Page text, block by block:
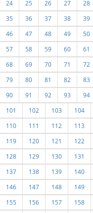
24
25 26 27 28
35
36 37 38 39
46
47 48 49 50
57
58 59 60 61
68
69 70 71 72
79
80 81 82 83
90
91 92 93 94
101
102 103 104
110
111 112 113
119
120 121 122
128
129 130 131
137
138 139 140
146
147 148 149
155
156 157 158